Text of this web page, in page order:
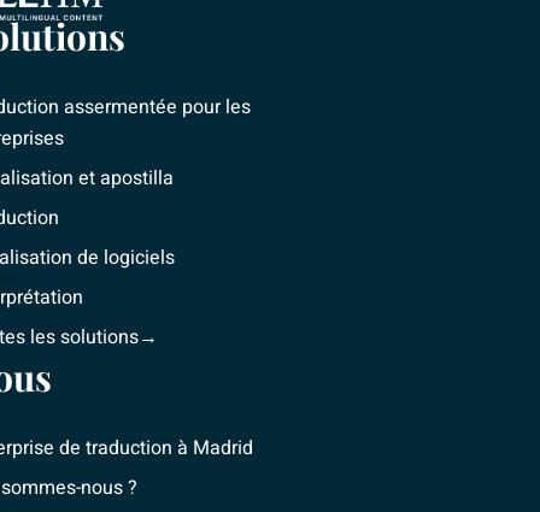
d
i
assermentée pour les
et apostilla
de logiciels
les solutions→
de traduction à Madrid
nous ?